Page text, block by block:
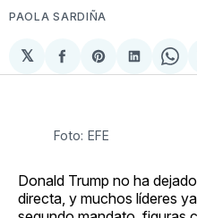
PAOLA SARDIÑA
𝕏
Compartir
en
Share
on
en
on
Foto: EFE
Donald Trump no ha
directa, y muchos líderes